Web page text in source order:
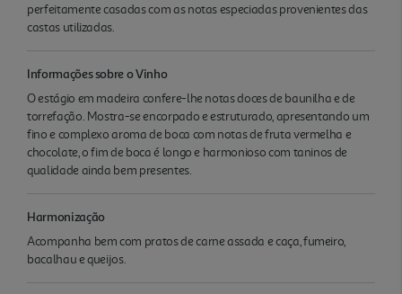
perfeitamente casadas com as notas especiadas provenientes das
castas utilizadas.
Informações sobre o Vinho
O estágio em madeira confere-lhe notas doces de baunilha e de
torrefação. Mostra-se encorpado e estruturado, apresentando um
fino e complexo aroma de boca com notas de fruta vermelha e
chocolate, o fim de boca é longo e harmonioso com taninos de
qualidade ainda bem presentes.
Harmonização
Acompanha bem com pratos de carne assada e caça, fumeiro,
bacalhau e queijos.